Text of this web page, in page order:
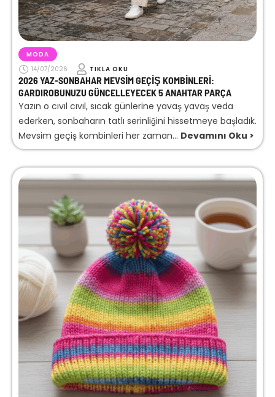
MODA
14/07/2026
TIKLA OKU
2026 YAZ-SONBAHAR MEVSIM GEÇIŞ KOMBINLERI:
GARDIROBUNUZU GÜNCELLEYECEK 5 ANAHTAR PARÇA
Yazın o cıvıl cıvıl, sıcak günlerine yavaş yavaş veda
ederken, sonbaharın tatlı serinliğini hissetmeye başladık.
Mevsim geçiş kombinleri her zaman... Devamını Oku >